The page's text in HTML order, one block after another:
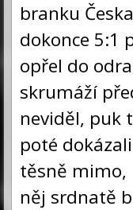
branku
dokonce 5:1
opřel do
skrumáží
neviděl, puk
poté
těsně mimo,
něj srdnatě